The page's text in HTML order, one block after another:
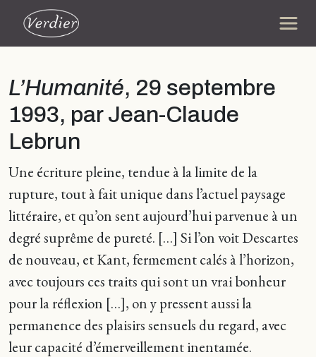
L’Humanité, 29 septembre
1993, par Jean-Claude
Lebrun
Une écriture pleine, tendue à la limite de la
rupture, tout à fait unique dans l’actuel paysage
littéraire, et qu’on sent aujourd’hui parvenue à un
degré suprême de pureté. […] Si l’on voit Descartes
de nouveau, et Kant, fermement calés à l’horizon,
avec toujours ces traits qui sont un vrai bonheur
pour la réflexion […], on y pressent aussi la
permanence des plaisirs sensuels du regard, avec
leur capacité d’émerveillement inentamée.